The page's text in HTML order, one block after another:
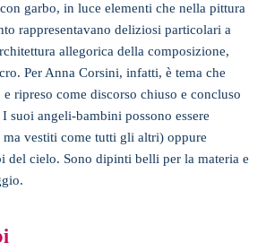
garbo, in luce elementi che nella pittura
rappresentavano deliziosi particolari a
allegorica della composizione,
Per Anna Corsini, infatti, è tema che
e ripreso come discorso chiuso e concluso
suoi angeli-bambini possono essere
vestiti come tutti gli altri) oppure
del cielo. Sono dipinti belli per la materia e